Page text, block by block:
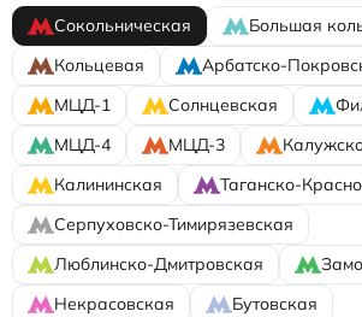
Сокольническая
Большая
Кольцевая
Арбатско-
МЦД-1
Солнцевская
МЦД-4
МЦД-3
Калининская
Таганско-
Серпуховско-Тимирязевская
Люблинско-Дмитровская
Некрасовская
Бутовская